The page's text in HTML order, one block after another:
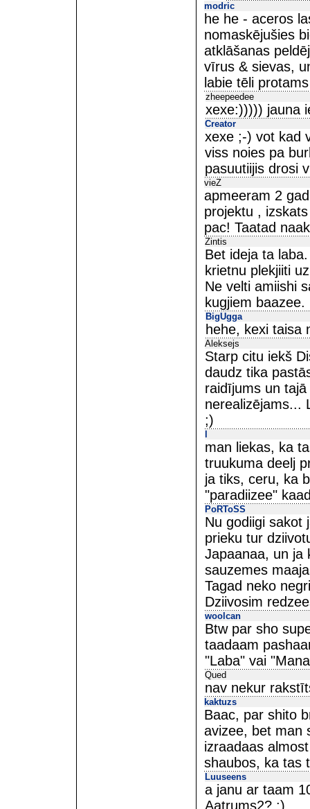
modric
he he - aceros
nomaskējušies
atklāšanas
vīrus & sievas,
labie tēli
zheepeedee
xexe:))))) jauna
Creator
xexe ;-) vot kad
viss noies pa
pasuutiijis drosi
vieZ
apmeeram 2
projektu ,
pac! Taatad
Zintis
Bet ideja ta
krietnu plekjiiti
Ne velti amiishi
kugjiem baazee.
BigUgga
hehe, kexi taisa
Aleksejs
Starp citu iekš
daudz tika
raidījums un
nerealizējams...
;)
man liekas, ka
truukuma deelj
ja tiks, ceru, ka
"paradiizee"
PoRToSS
Nu godiigi sakot
prieku tur
Japaanaa, un ja
sauzemes
Tagad neko
Dziivosim
woolcan
Btw par sho
taadaam
"Laba" vai
Qued
nav nekur
kaktuzs
Baac, par shito
avizee, bet man
izraadaas
shaubos, ka tas
Luuseens
a janu ar taam
Aatrums2? :)